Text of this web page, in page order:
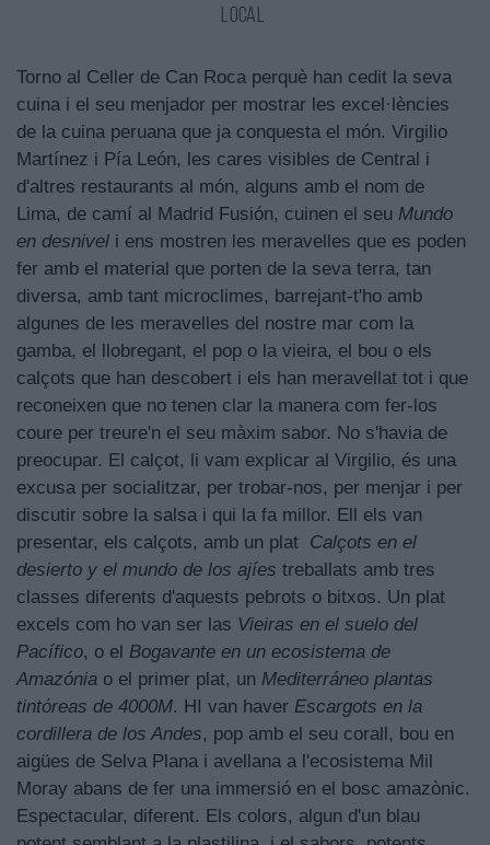
local
Torno al Celler de Can Roca perquè han cedit la seva
cuina i el seu menjador per mostrar les excel·lències
de la cuina peruana que ja conquesta el món. Virgilio
Martínez i Pía León, les cares visibles de Central i
d'altres restaurants al món, alguns amb el nom de
Lima, de camí al Madrid Fusión, cuinen el seu Mundo
en desnivel i ens mostren les meravelles que es poden
fer amb el material que porten de la seva terra, tan
diversa, amb tant microclimes, barrejant-t'ho amb
algunes de les meravelles del nostre mar com la
gamba, el llobregant, el pop o la vieira, el bou o els
calçots que han descobert i els han meravellat tot i que
reconeixen que no tenen clar la manera com fer-los
coure per treure'n el seu màxim sabor. No s'havia de
preocupar. El calçot, li vam explicar al Virgilio, és una
excusa per socialitzar, per trobar-nos, per menjar i per
discutir sobre la salsa i qui la fa millor. Ell els van
presentar, els calçots, amb un plat Calçots en el
desierto y el mundo de los ajíes treballats amb tres
classes diferents d'aquests pebrots o bitxos. Un plat
excels com ho van ser las Vieiras en el suelo del
Pacífico, o el Bogavante en un ecosistema de
Amazónia o el primer plat, un Mediterráneo plantas
tintóreas de 4000M. HI van haver Escargots en la
cordillera de los Andes, pop amb el seu corall, bou en
aigües de Selva Plana i avellana a l'ecosistema Mil
Moray abans de fer una immersió en el bosc amazònic.
Espectacular, diferent. Els colors, algun d'un blau